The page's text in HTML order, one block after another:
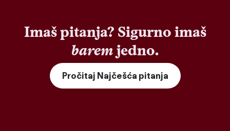
Imaš pitanja? Sigurno imaš
baremjedno.
Pročitaj Najčešća pitanja